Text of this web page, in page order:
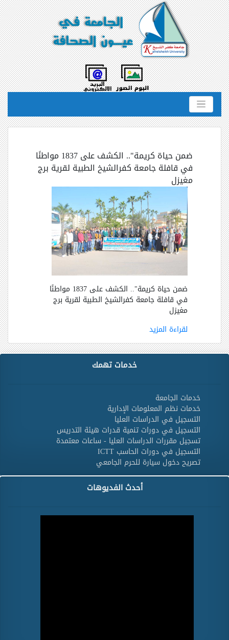
ضمن حياة كريمة".. الكشف على 1837 مواطنًا
في قافلة جامعة كفرالشيخ الطبية لقرية برج
مغيزل
ضمن حياة كريمة".. الكشف على 1837 مواطنًا
في قافلة جامعة كفرالشيخ الطبية لقرية برج
مغيزل
لقراءة المزيد
خدمات تهمك
خدمات الجامعة
خدمات نظم المعلومات الإدارية
التسجيل في الدراسات العليا
التسجيل في دورات تنمية قدرات هيئة التدريس
تسجيل مقررات الدراسات العليا - ساعات معتمدة
التسجيل في دورات الحاسب ICTT
تصريح دخول سيارة للحرم الجامعي
أحدث الفديوهات